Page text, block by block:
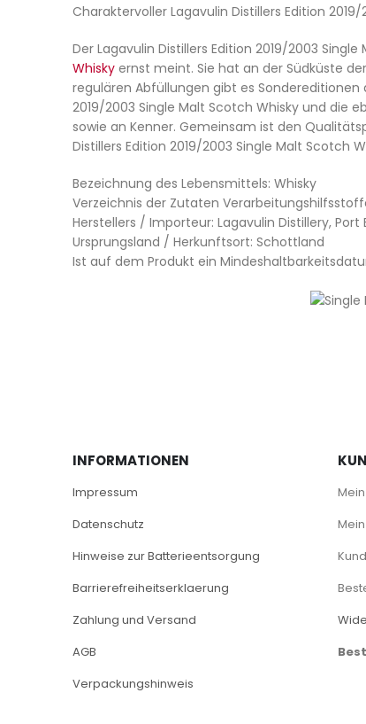
Charaktervoller Lagavulin Distillers Edition
Der Lagavulin Distillers Edition 2019/2003
Whisky ernst meint. Sie hat an der Südküste
regulären Abfüllungen gibt es
2019/2003 Single Malt Scotch Whisky und die
sowie an Kenner. Gemeinsam ist den
Distillers Edition 2019/2003 Single Malt Scotch
Bezeichnung des Lebensmittels: Whisky
Verzeichnis der Zutaten
Herstellers / Importeur: Lagavulin Distillery, Port
Ursprungsland / Herkunftsort: Schottland
Ist auf dem Produkt ein
INFORMATIONEN
Impressum
Datenschutz
Hinweise zur Batterieentsorgung
Barrierefreiheitserklaerung
Zahlung und Versand
AGB
Verpackungshinweis